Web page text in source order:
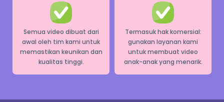
Semua video dibuat dari
awal oleh tim kami untuk
memastikan keunikan dan
kualitas tinggi.
Termasuk hak komersial:
gunakan layanan kami
untuk membuat video
anak-anak yang menarik.